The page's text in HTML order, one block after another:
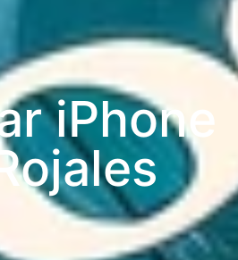
iPhone